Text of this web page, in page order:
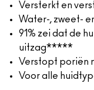
Versterkt en
Water-, zweet-
91% zei dat de
uitzag*****
Verstopt poriën
Voor alle